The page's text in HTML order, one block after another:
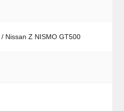
Nissan Z NISMO GT500